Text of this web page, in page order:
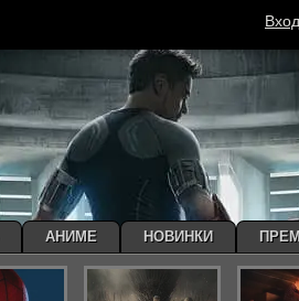
Вход
АНИМЕ НОВИНКИ